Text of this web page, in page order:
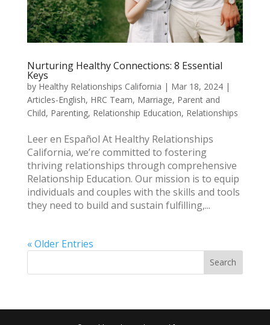
Nurturing Healthy Connections: 8 Essential
Keys
by Healthy Relationships California | Mar 18, 2024|
Articles-English, HRC Team, Marriage, Parent and
Child, Parenting, Relationship Education, Relationships
Leer en Español At Healthy Relationships
California, we’re committed to fostering
thriving relationships through comprehensive
Relationship Education. Our mission is to equip
individuals and couples with the skills and tools
they need to build and sustain fulfilling,...
« Older Entries
Search